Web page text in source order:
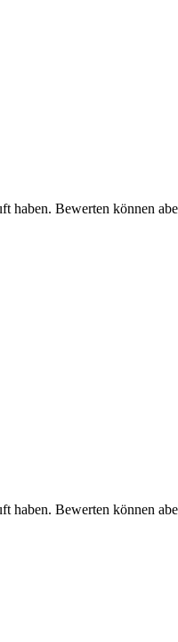
haben. Bewerten können
haben. Bewerten können